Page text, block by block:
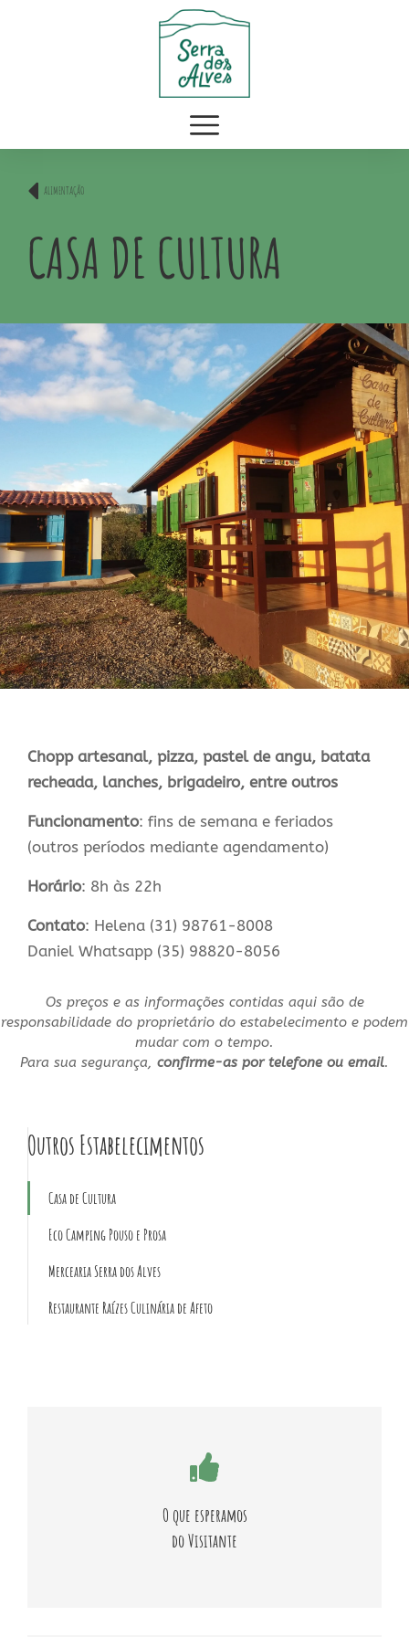
ALIMENTAÇÃO
CASA DE CULTURA
Chopp artesanal, pizza, pastel de angu, batata
recheada, lanches, brigadeiro, entre outros
Funcionamento: fins de semana e feriados
(outros períodos mediante agendamento)
Horário: 8h às 22h
Contato: Helena (31) 98761-8008
Daniel Whatsapp (35) 98820-8056
Os preços e as informações contidas aqui são de
responsabilidade do proprietário do estabelecimento e podem
mudar com o tempo.
Para sua segurança, confirme-as por telefone ou email.
Outros Estabelecimentos
Casa de Cultura
Eco Camping Pouso e Prosa
Mercearia Serra dos Alves
Restaurante Raízes Culinária de Afeto
O que esperamos
do Visitante
A cooperação e os bons hábitos geram ambiente limpo e
SAIBA MAIS